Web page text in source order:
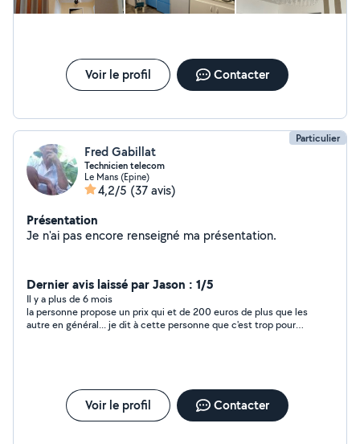
Voir le profil Contacter
Particulier
Fred Gabillat
Technicien telecom
Le Mans (Epine)
4,2/5 (37 avis)
Présentation
Je n'ai pas encore renseigné ma présentation.
Dernier avis laissé par Jason : 1/5
Il y a plus de 6 mois
la personne propose un prix qui et de 200 euros de plus que les
autre en général... je dit à cette personne que c'est trop pour
Voir le profil Contacter